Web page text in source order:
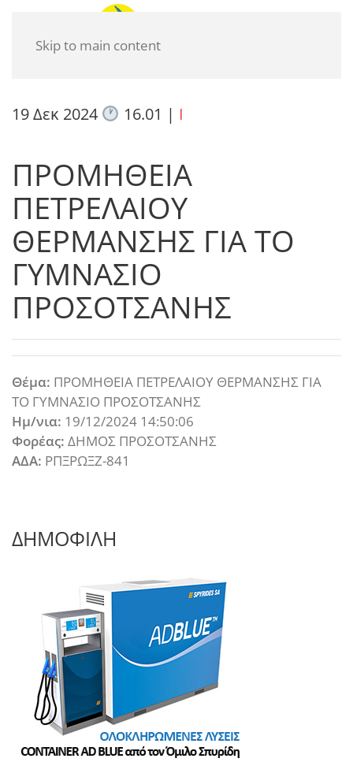
Skip to main content
19 Δεκ 2024 16.01 | I
ΠΡΟΜΗΘΕΙΑ
ΠΕΤΡΕΛΑΙΟΥ
ΘΕΡΜΑΝΣΗΣ ΓΙΑ ΤΟ
ΓΥΜΝΑΣΙΟ
ΠΡΟΣΟΤΣΑΝΗΣ
Θέμα: ΠΡΟΜΗΘΕΙΑ ΠΕΤΡΕΛΑΙΟΥ ΘΕΡΜΑΝΣΗΣ ΓΙΑ
ΤΟ ΓΥΜΝΑΣΙΟ ΠΡΟΣΟΤΣΑΝΗΣ
Ημ/νια: 19/12/2024 14:50:06
Φορέας: ΔΗΜΟΣ ΠΡΟΣΟΤΣΑΝΗΣ
ΑΔΑ: ΡΠΞΡΩΞΖ-841
ΔΗΜΟΦΙΛΗ